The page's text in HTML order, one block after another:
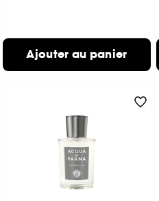
Ajouter au panier